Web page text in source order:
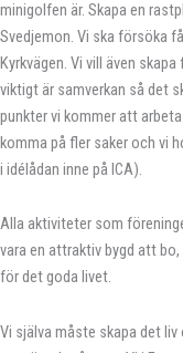
minigolfen är. Skapa en
Svedjemon. Vi ska försöka
Kyrkvägen. Vi vill även
viktigt är samverkan så det
punkter vi kommer att
komma på fler saker och vi
i idélådan inne på ICA).
Alla aktiviteter som
vara en attraktiv bygd att
för det goda livet.
Vi själva måste skapa det liv